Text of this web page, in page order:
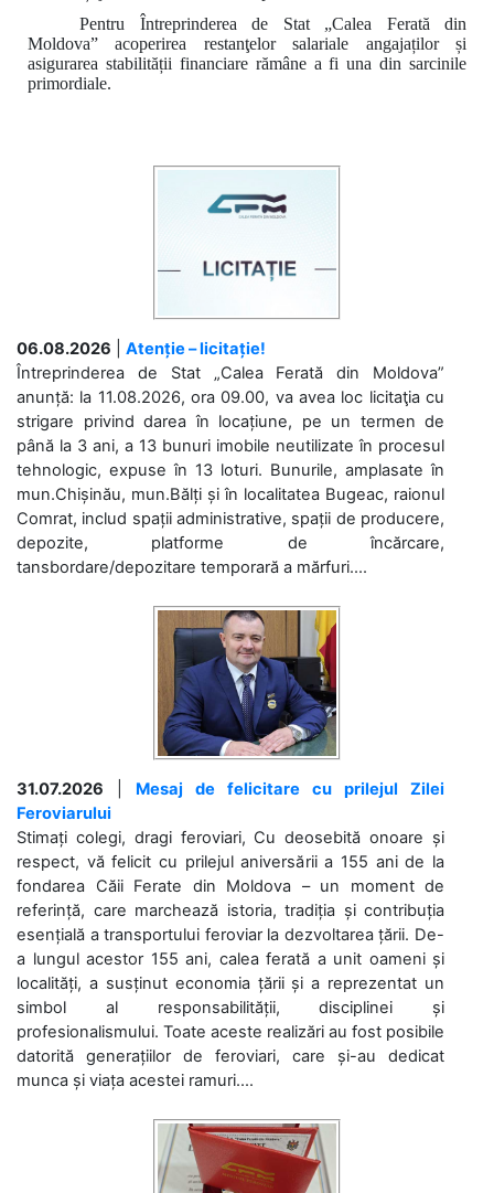
Pentru Întreprinderea de Stat „Calea Ferată din
Moldova”acoperirea restanţelor salariale angajațilorși
asigurarea stabilității financiare rămâne a fi una din sarcinile
primordiale.
06.08.2026
Atenție – licitație!
Întreprinderea de Stat „Calea Ferată din Moldova”
anunță: la 11.08.2026, ora 09.00, va avea loc licitaţia cu
strigare privind darea în locațiune, pe un termen de
până la 3 ani, a 13 bunuri imobile neutilizate în procesul
tehnologic, expuse în 13 loturi. Bunurile, amplasate în
mun.Chișinău, mun.Bălți și în localitatea Bugeac, raionul
Comrat, includ spații administrative, spații de producere,
depozite, platforme de încărcare,
tansbordare/depozitare temporară a mărfuri....
31.07.2026
Mesaj de felicitare cu prilejul Zilei
Feroviarului
Stimați colegi, dragi feroviari, Cu deosebită onoare și
respect, vă felicit cu prilejul aniversării a 155 ani de la
fondarea Căii Ferate din Moldova – un moment de
referință, care marchează istoria, tradiția și contribuția
esențială a transportului feroviar la dezvoltarea țării. De-
a lungul acestor 155 ani, calea ferată a unit oameni și
localități, a susținut economia țării și a reprezentat un
simbol al responsabilității, disciplinei și
profesionalismului. Toate aceste realizări au fost posibile
datorită generațiilor de feroviari, care și-au dedicat
munca și viața acestei ramuri....